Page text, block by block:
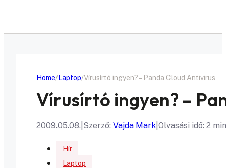
Home Laptop Vírusírtó ingyen? – Panda Cloud Antivirus
Vírusírtó ingyen? –
2009.05.08. Szerző: Vajda Mark Olvasási idő: 2
Hír
Laptop